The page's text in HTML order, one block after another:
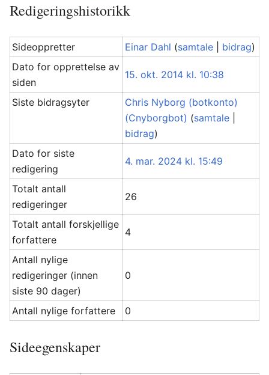
Redigeringshistorikk
Sideoppretter Einar Dahl (samtale bidrag)
Dato for opprettelse av
siden
15. okt. 2014 kl. 10:38
Siste bidragsyter
Chris Nyborg (botkonto)
(Cnyborgbot) (samtale
bidrag)
Dato for siste
redigering
4. mar. 2024 kl. 15:49
Totalt antall
redigeringer
26
Totalt antall forskjellige
forfattere
4
Antall nylige
redigeringer (innen
siste 90 dager)
0
Antall nylige forfattere 0
Sideegenskaper